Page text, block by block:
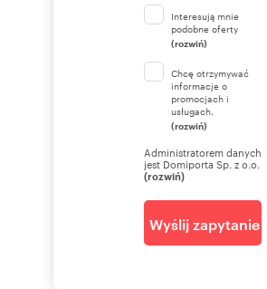
Interesują mnie
podobne oferty
(rozwiń)
Chcę otrzymywać
informacje o
promocjach i
usługach.
(rozwiń)
Administratorem danych
jest Domiporta Sp. z o.o.
(rozwiń)
Wyślij zapytanie